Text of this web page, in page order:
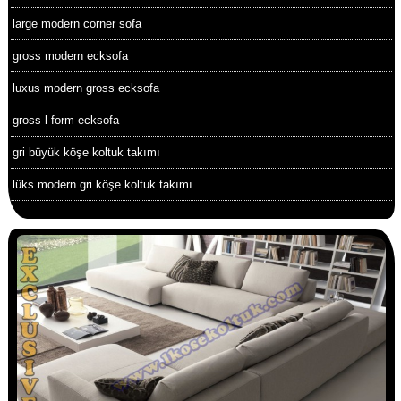
large modern corner sofa
gross modern ecksofa
luxus modern gross ecksofa
gross l form ecksofa
gri büyük köşe koltuk takımı
lüks modern gri köşe koltuk takımı